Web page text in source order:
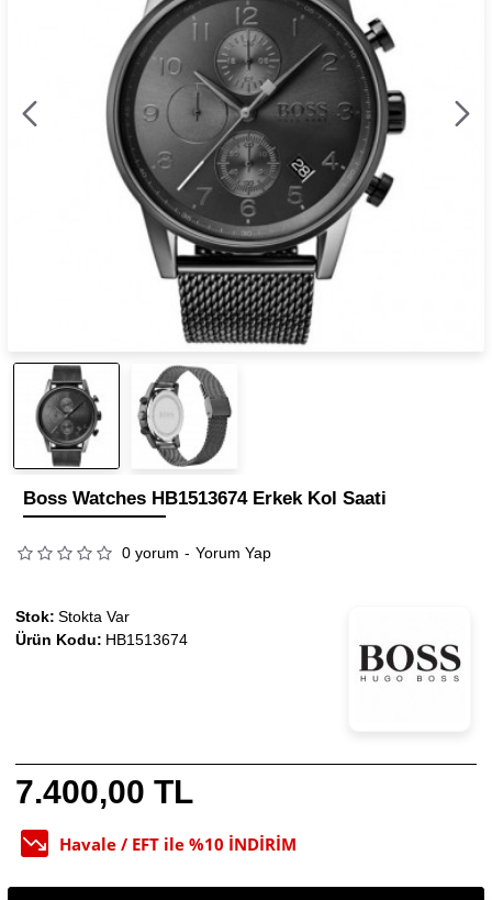
Boss Watches HB1513674 Erkek Kol Saati
0 yorum - Yorum Yap
7.400,00 TL
Havale / EFT ile %10 İNDİRİM
Stok: Stokta Var
Ürün Kodu: HB1513674